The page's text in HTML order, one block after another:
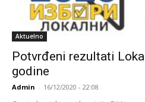
Aktuelno
Potvrđeni rezultati
godine
Admin - 16/12/2020 - 22:08